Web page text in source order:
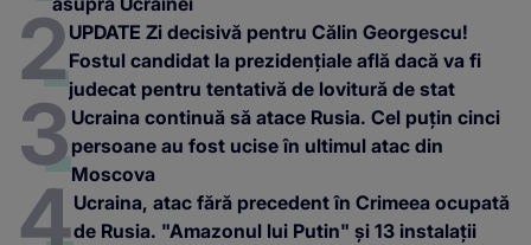
UPDATE Zi decisivă pentru Călin Georgescu!
Fostul candidat la prezidențiale află dacă va fi
judecat pentru tentativă de lovitură de stat
Ucraina continuă să atace Rusia. Cel puțin cinci
persoane au fost ucise în ultimul atac din
Moscova
Ucraina, atac fără precedent în Crimeea ocupată
de Rusia. "Amazonul lui Putin" și 13 instalații